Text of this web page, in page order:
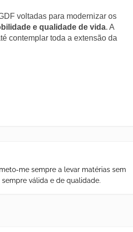
voltadas para modernizar os
e qualidade de vida. A
contemplar toda a extensão da
me sempre a levar matérias sem
válida e de qualidade.